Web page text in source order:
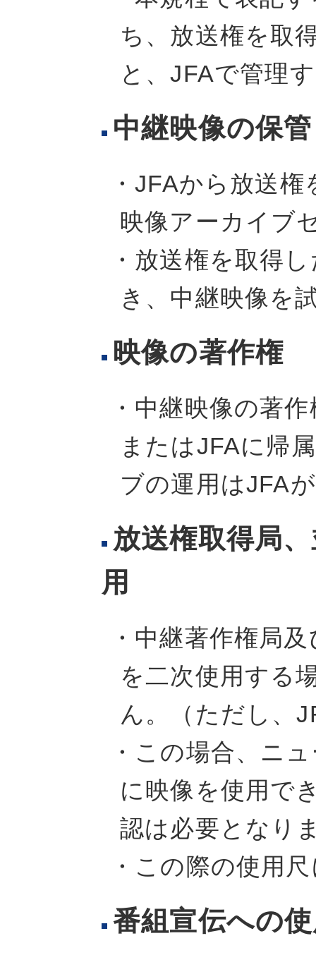
ち、放送権を取
と、JFAで管理
中継映像の保
・JFAから放送
映像アーカイブ
・放送権を取得
き、中継映像を
映像の著作権
・中継映像の著
またはJFAに帰
ブの運用はJFA
放送権取得局
用
・中継著作権局
を二次使用する
ん。（ただし、
・この場合、ニ
に映像を使用で
認は必要となり
・この際の使用
番組宣伝への